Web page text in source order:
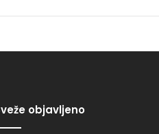
objavljeno